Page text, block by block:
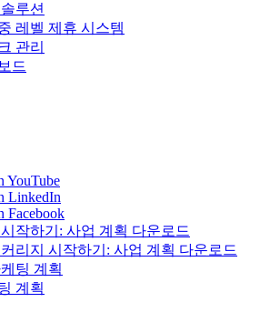
루션
레벨 제휴 시스템
관리
드
YouTube
LinkedIn
Facebook
작하기: 사업 계획 다운로드
리지 시작하기: 사업 계획 다운로드
팅 계획
계획